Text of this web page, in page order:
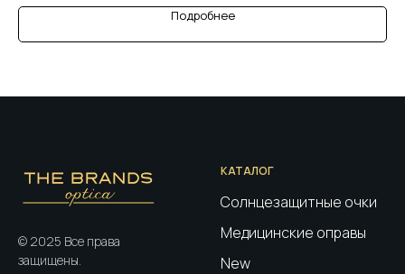
Подробнее
© 2025 Все права
защищены.
КАТАЛОГ
Солнцезащитные очки
Медицинские оправы
New